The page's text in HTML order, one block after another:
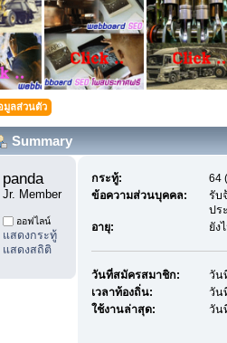
มูลส่วนตัว
Summary
panda
Jr. Member
ออฟไลน์
แสดงกระทู้
แสดงสถิติ
กระทู้:
64
ข้อความส่วนบุคคล:
รับ
ปร
อายุ:
ยัง
วันที่สมัครสมาชิก:
วัน
เวลาท้องถิ่น:
วัน
ใช้งานล่าสุด:
วัน